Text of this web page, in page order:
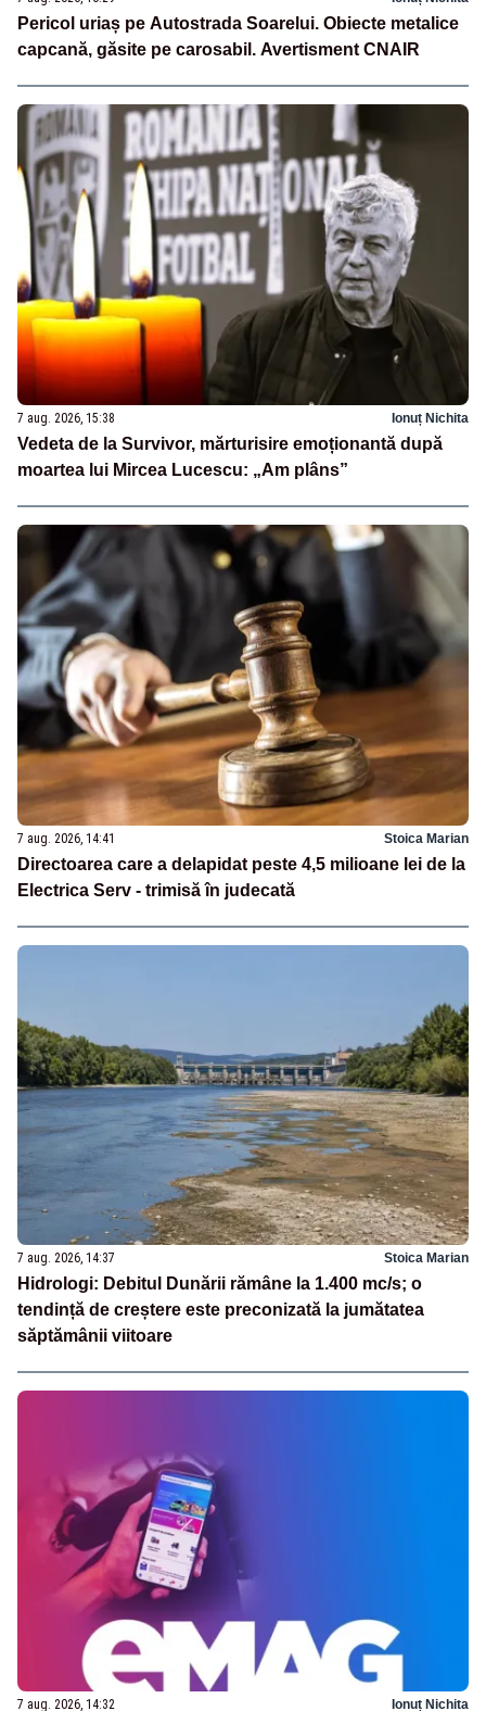
Pericol uriaș pe Autostrada Soarelui. Obiecte metalice
capcană, găsite pe carosabil. Avertisment CNAIR
7 aug. 2026, 15:38 Ionuț Nichita
Vedeta de la Survivor, mărturisire emoționantă după
moartea lui Mircea Lucescu: „Am plâns”
7 aug. 2026, 14:41 Stoica Marian
Directoarea care a delapidat peste 4,5 milioane lei de la
Electrica Serv - trimisă în judecată
7 aug. 2026, 14:37 Stoica Marian
Hidrologi: Debitul Dunării rămâne la 1.400 mc/s; o
tendință de creștere este preconizată la jumătatea
săptămânii viitoare
7 aug. 2026, 14:32 Ionuț Nichita